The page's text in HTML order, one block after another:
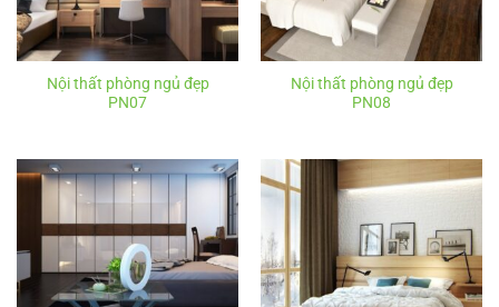
Nội thất phòng ngủ đẹp
PN07
Nội thất phòng ngủ đẹp
PN08